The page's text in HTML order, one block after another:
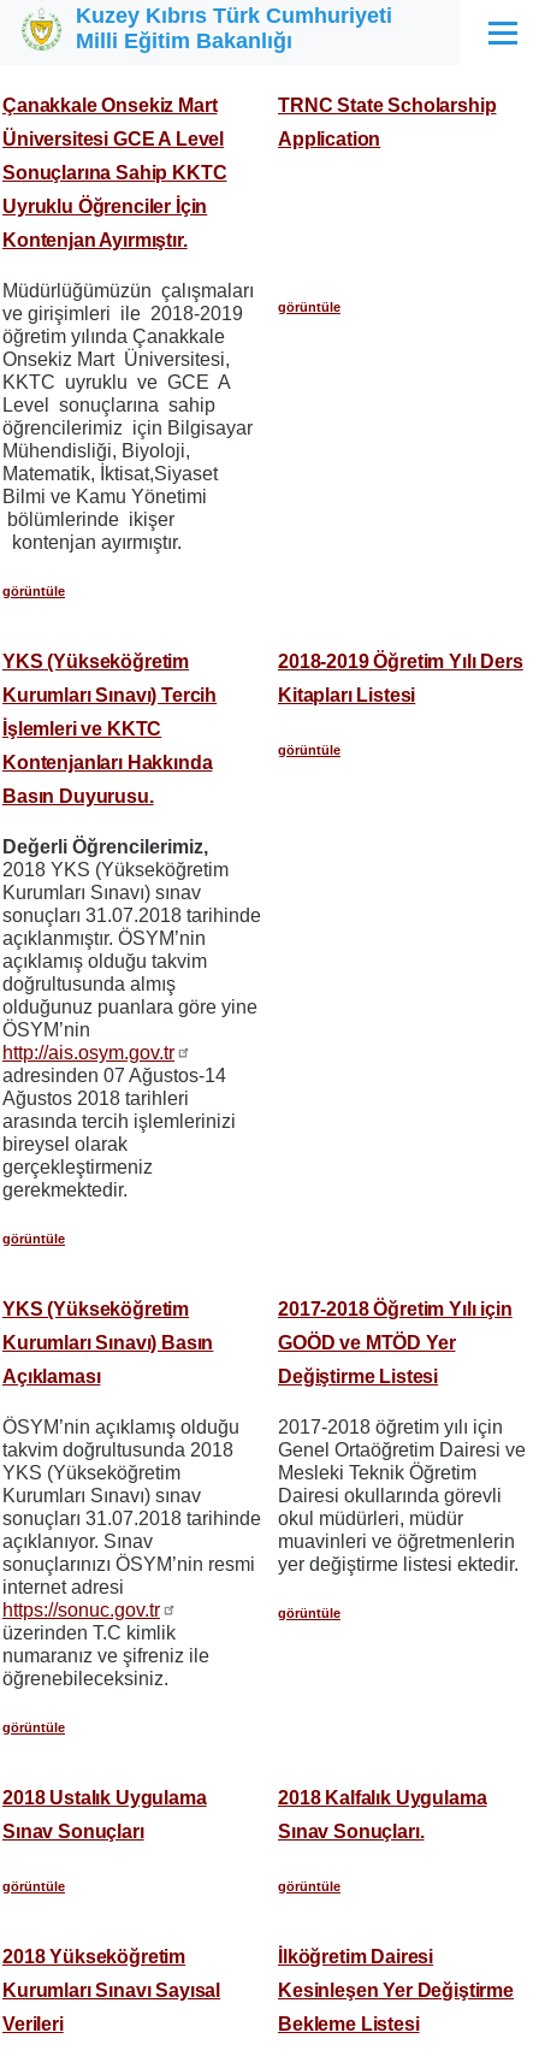
Ana içeriğe atla
Kuzey Kıbrıs Türk Cumhuriyeti
Milli Eğitim Bakanlığı
Menü
Çanakkale Onsekiz Mart
Üniversitesi GCE A Level
Sonuçlarına Sahip KKTC
Uyruklu Öğrenciler İçin
Kontenjan Ayırmıştır.
Müdürlüğümüzün çalışmaları
ve girişimleri ile 2018-2019
öğretim yılında Çanakkale
Onsekiz Mart Üniversitesi,
KKTC uyruklu ve GCE A
Level sonuçlarına sahip
öğrencilerimiz için Bilgisayar
Mühendisliği, Biyoloji,
Matematik, İktisat,Siyaset
Bilmi ve Kamu Yönetimi
bölümlerinde ikişer
kontenjan ayırmıştır.
görüntüle
TRNC State Scholarship
Application
görüntüle
YKS (Yükseköğretim
Kurumları Sınavı) Tercih
İşlemleri ve KKTC
Kontenjanları Hakkında
Basın Duyurusu.
Değerli Öğrencilerimiz,
2018 YKS (Yükseköğretim
Kurumları Sınavı) sınav
sonuçları 31.07.2018 tarihinde
açıklanmıştır. ÖSYM’nin
açıklamış olduğu takvim
doğrultusunda almış
olduğunuz puanlara göre yine
ÖSYM’nin
http://ais.osym.gov.tr
adresinden 07 Ağustos-14
Ağustos 2018 tarihleri
arasında tercih işlemlerinizi
bireysel olarak
gerçekleştirmeniz
gerekmektedir.
görüntüle
2018-2019 Öğretim Yılı Ders
Kitapları Listesi
görüntüle
YKS (Yükseköğretim
Kurumları Sınavı) Basın
Açıklaması
ÖSYM’nin açıklamış olduğu
takvim doğrultusunda 2018
YKS (Yükseköğretim
Kurumları Sınavı) sınav
sonuçları 31.07.2018 tarihinde
açıklanıyor. Sınav
sonuçlarınızı ÖSYM’nin resmi
internet adresi
https://sonuc.gov.tr
üzerinden T.C kimlik
numaranız ve şifreniz ile
öğrenebileceksiniz.
görüntüle
2017-2018 Öğretim Yılı için
GOÖD ve MTÖD Yer
Değiştirme Listesi
2017-2018 öğretim yılı için
Genel Ortaöğretim Dairesi ve
Mesleki Teknik Öğretim
Dairesi okullarında görevli
okul müdürleri, müdür
muavinleri ve öğretmenlerin
yer değiştirme listesi ektedir.
görüntüle
2018 Ustalık Uygulama
Sınav Sonuçları
görüntüle
2018 Kalfalık Uygulama
Sınav Sonuçları.
görüntüle
2018 Yükseköğretim
Kurumları Sınavı Sayısal
Verileri
İlköğretim Dairesi
Kesinleşen Yer Değiştirme
Bekleme Listesi